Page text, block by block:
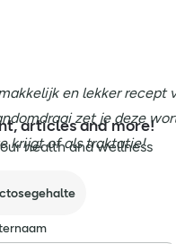
en lekker
zet je deze
krijgt of als traktatie!
articles and more!
health and wellness